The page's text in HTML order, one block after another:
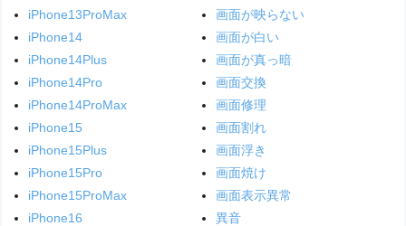
iPhone13ProMax
iPhone14
iPhone14Plus
iPhone14Pro
iPhone14ProMax
iPhone15
iPhone15Plus
iPhone15Pro
iPhone15ProMax
iPhone16
画面が映らない
画面が白い
画面が真っ暗
画面交換
画面修理
画面割れ
画面浮き
画面焼け
画面表示異常
異音